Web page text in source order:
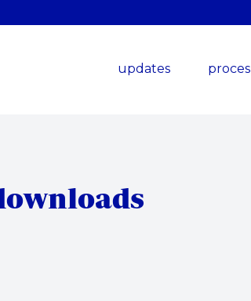
updates proces